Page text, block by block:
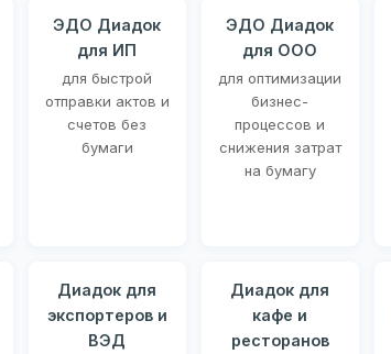
ЭДО Диадок
для ИП
для быстрой
отправки актов и
счетов без
бумаги
ЭДО Диадок
для ООО
для оптимизации
бизнес-
процессов и
снижения затрат
на бумагу
Диадок для
экспортеров и
ВЭД
Диадок для
кафе и
ресторанов